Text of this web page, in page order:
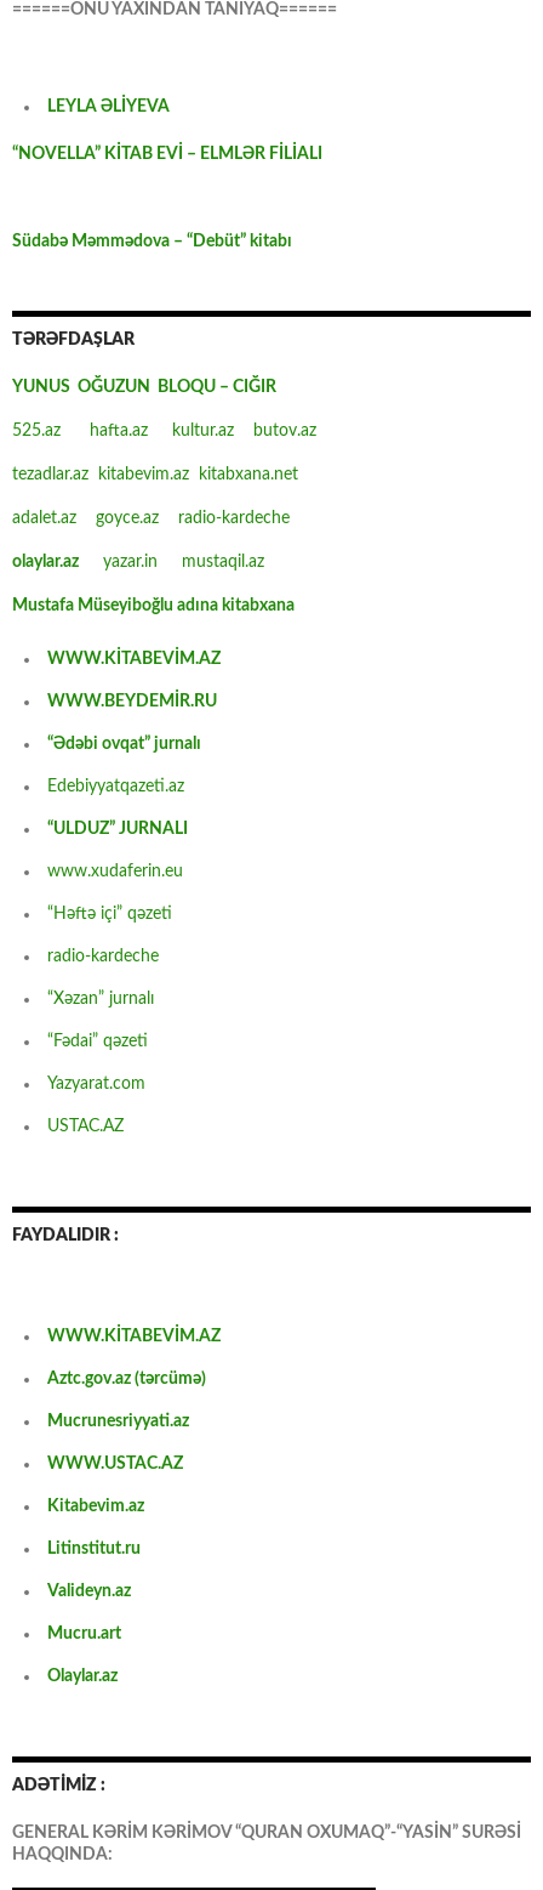
======ONU YAXINDAN TANIYAQ======
LEYLA ƏLİYEVA
“NOVELLA” KİTAB EVİ – ELMLƏR FİLİALI
Südabə Məmmədova – “Debüt” kitabı
TƏRƏFDAŞLAR
YUNUS OĞUZUN BLOQU – CIĞIR
525.az hafta.az kultur.az butov.az
tezadlar.az kitabevim.az kitabxana.net
adalet.az goyce.az radio-kardeche
olaylar.az yazar.in mustaqil.az
Mustafa Müseyiboğlu adına kitabxana
WWW.KİTABEVİM.AZ
WWW.BEYDEMİR.RU
“Ədəbi ovqat” jurnalı
Edebiyyatqazeti.az
“ULDUZ” JURNALI
www.xudaferin.eu
“Həftə içi” qəzeti
radio-kardeche
“Xəzan” jurnalı
“Fədai” qəzeti
Yazyarat.com
USTAC.AZ
FAYDALIDIR :
WWW.KİTABEVİM.AZ
Aztc.gov.az (tərcümə)
Mucrunesriyyati.az
WWW.USTAC.AZ
Kitabevim.az
Litinstitut.ru
Valideyn.az
Mucru.art
Olaylar.az
ADƏTİMİZ :
GENERAL KƏRİM KƏRİMOV “QURAN OXUMAQ”-“YASİN” SURƏSİ
HAQQINDA: